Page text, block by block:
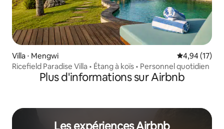
Villa ⋅ Mengwi Évaluation
4,94 (17)
Ricefield Paradise Villa • Étang à koïs • Personnel quotidien
Plus d'informations sur Airbnb